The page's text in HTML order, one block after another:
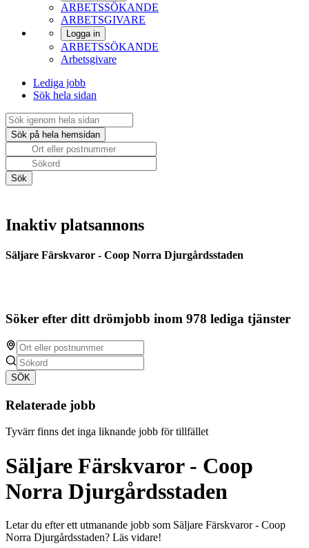
ARBETSSÖKANDE
ARBETSGIVARE
Logga in
ARBETSSÖKANDE
Arbetsgivare
Lediga jobb
Sök hela sidan
Inaktiv platsannons
Säljare Färskvaror - Coop Norra Djurgårdsstaden
Söker efter ditt drömjobb inom 978 lediga tjänster
SÖK
Relaterade jobb
Tyvärr finns det inga liknande jobb för tillfället
Säljare Färskvaror - Coop
Norra Djurgårdsstaden
Letar du efter ett utmanande jobb som Säljare Färskvaror - Coop
Norra Djurgårdsstaden? Läs vidare!